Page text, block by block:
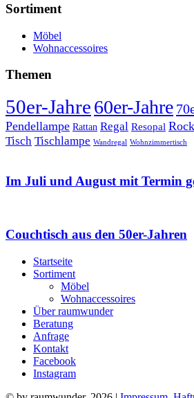
Sortiment
Möbel
Wohnaccessoires
Themen
50er-Jahre60er-Jahre
Pendellampe Rattan Regal Resopal
Tisch Tischlampe Wandregal Wohnzimmertisch
Im Juli und August mit Termin
Couchtisch aus den 50er-Jahren
Startseite
Sortiment
Möbel
Wohnaccessoires
Über raumwunder
Beratung
Anfrage
Kontakt
Facebook
Instagram